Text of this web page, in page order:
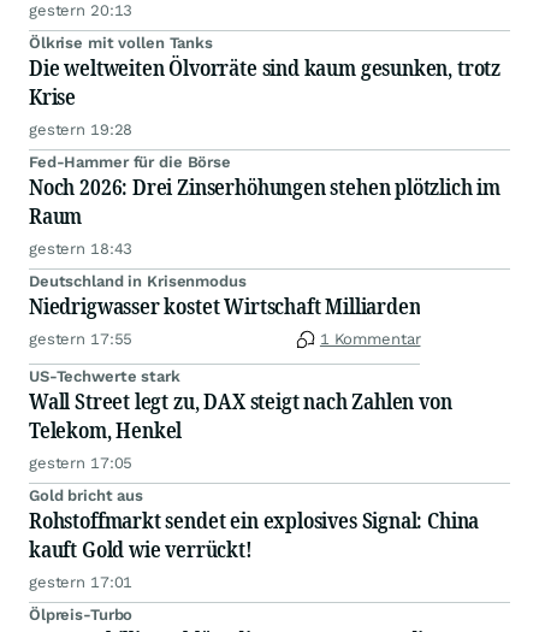
gestern 20:13
Ölkrise mit vollen Tanks
Die weltweiten Ölvorräte sind kaum gesunken, trotz
Krise
gestern 19:28
Fed-Hammer für die Börse
Noch 2026: Drei Zinserhöhungen stehen plötzlich im
Raum
gestern 18:43
Deutschland in Krisenmodus
Niedrigwasser kostet Wirtschaft Milliarden
gestern 17:55 1 Kommentar
US-Techwerte stark
Wall Street legt zu, DAX steigt nach Zahlen von
Telekom, Henkel
gestern 17:05
Gold bricht aus
Rohstoffmarkt sendet ein explosives Signal: China
kauft Gold wie verrückt!
gestern 17:01
Ölpreis-Turbo